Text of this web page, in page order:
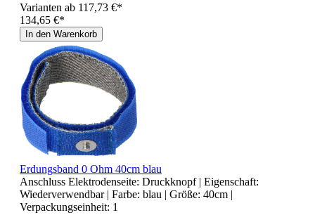
Varianten ab 117,73 €*
134,65 €*
In den Warenkorb
Erdungsband 0 Ohm 40cm blau
Anschluss Elektrodenseite: Druckknopf | Eigenschaft:
Wiederverwendbar | Farbe: blau | Größe: 40cm |
Verpackungseinheit: 1